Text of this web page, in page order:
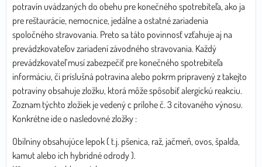
potravín uvádzaných do obehu pre konečného spotrebiteľa, ako ja
pre reštaurácie, nemocnice, jedálne a ostatné zariadenia
spoločného stravovania. Preto sa táto povinnosť vzťahuje aj na
prevádzkovateľov zariadení závodného stravovania. Každý
prevádzkovateľ musí zabezpečiť pre konečného spotrebiteľa
informáciu, či príslušná potravina alebo pokrm pripravený z takejto
potraviny obsahuje zložku, ktorá môže spôsobiť alergickú reakciu.
Zoznam týchto zložiek je vedený c prílohe č. 3 citovaného výnosu.
Konkrétne ide o nasledovné zložky :
Obilniny obsahujúce lepok ( t.j. pšenica, raž, jačmeň, ovos, špalda,
kamut alebo ich hybridné odrody ).